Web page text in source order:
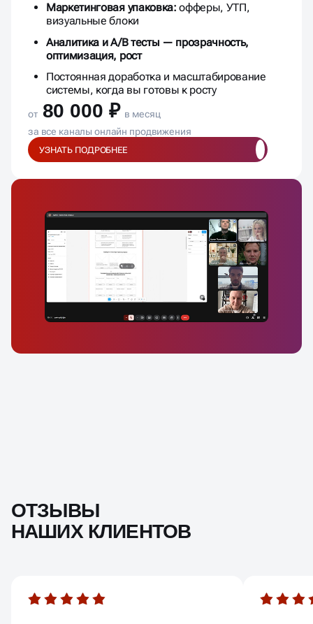
Маркетинговая упаковка: офферы, УТП,
визуальные блоки
Аналитика и A/B тесты — прозрачность,
оптимизация, рост
Постоянная доработка и масштабирование
системы, когда вы готовы к росту
от 80 000 ₽ в месяц
за все каналы онлайн продвижения
УЗНАТЬ ПОДРОБНЕЕ
ОТЗЫВЫ
НАШИХ КЛИЕНТОВ